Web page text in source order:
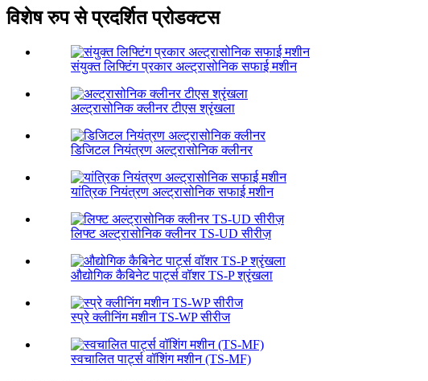
विशेष रुप से प्रदर्शित प्रोडक्टस
संयुक्त लिफ्टिंग प्रकार अल्ट्रासोनिक सफाई मशीन
अल्ट्रासोनिक क्लीनर टीएस श्रृंखला
डिजिटल नियंत्रण अल्ट्रासोनिक क्लीनर
यांत्रिक नियंत्रण अल्ट्रासोनिक सफाई मशीन
लिफ्ट अल्ट्रासोनिक क्लीनर TS-UD सीरीज़
औद्योगिक कैबिनेट पार्ट्स वॉशर TS-P श्रृंखला
स्प्रे क्लीनिंग मशीन TS-WP सीरीज
स्वचालित पार्ट्स वॉशिंग मशीन (TS-MF)